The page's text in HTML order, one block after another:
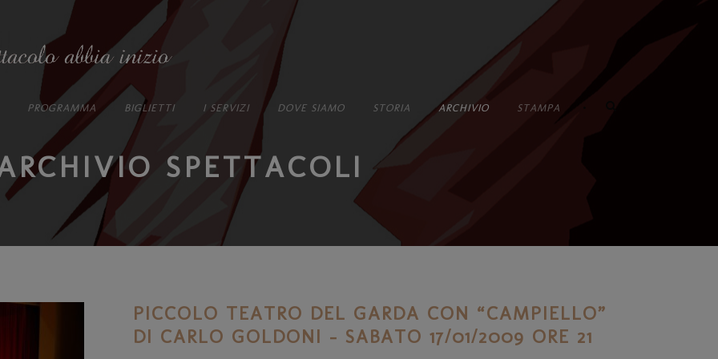
PROGRAMMA BIGLIETTI I SERVIZI DOVE SIAMO STORIA ARCHIVIO STAMPA
SPETTACOLI
PICCOLO TEATRO DEL GARDA CON “CAMPIELLO”
DI CARLO GOLDONI – SABATO 17/01/2009 ORE 21